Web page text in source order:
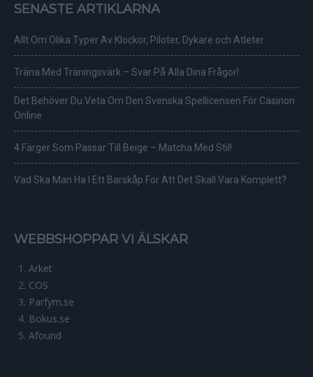
SENASTE ARTIKLARNA
Allt Om Olika Typer Av Klockor, Piloter, Dykare och Atleter
Träna Med Träningsvärk – Svar På Alla Dina Frågor!
Det Behöver Du Veta Om Den Svenska Spellicensen För Casinon
Online
4 Färger Som Passar Till Beige – Matcha Med Stil!
Vad Ska Man Ha I Ett Barskåp För Att Det Skall Vara Komplett?
WEBBSHOPPAR VI ÄLSKAR
Arket
COS
Parfym.se
Bokus.se
Afound